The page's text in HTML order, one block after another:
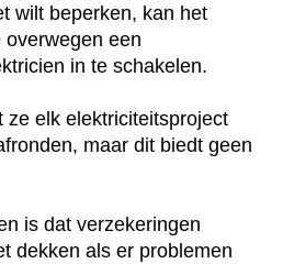
wilt beperken, kan het
een
in te schakelen.
ze elk elektriciteitsproject
maar dit biedt geen
is dat verzekeringen
dekken als er problemen